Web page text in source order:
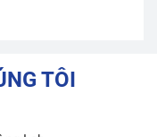
TÔI